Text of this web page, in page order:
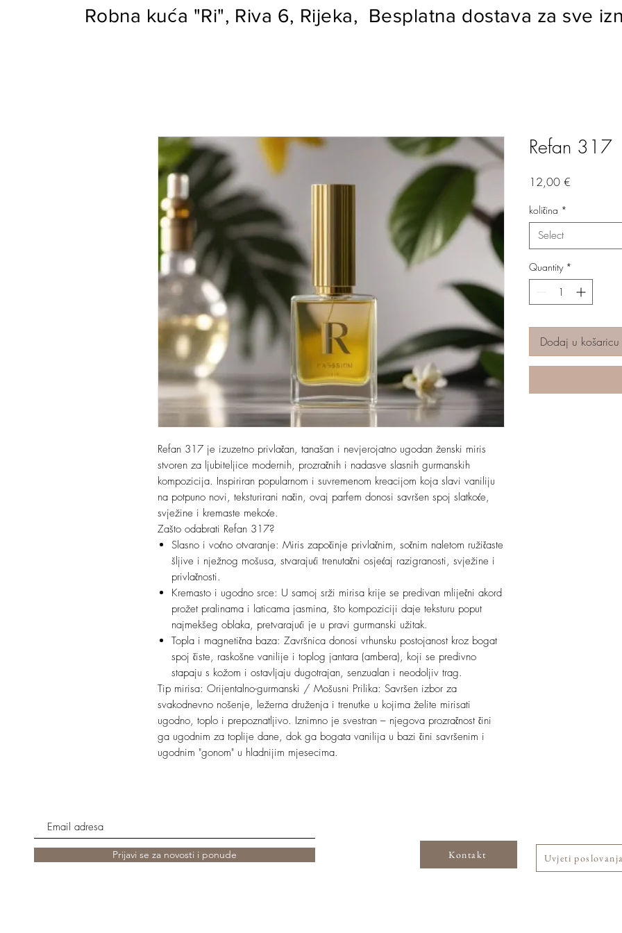
Robna kuća "Ri", Riva 6, Rijeka, Besplatna dostava za sve
Refan 317 je izuzetno privlačan, tanašan i nevjerojatno ugodan ženski miris
stvoren za ljubiteljice modernih, prozračnih i nadasve slasnih gurmanskih
kompozicija. Inspiriran popularnom i suvremenom kreacijom koja slavi vaniliju
na potpuno novi, teksturirani način, ovaj parfem donosi savršen spoj slatkoće,
svježine i kremaste mekoće.
Zašto odabrati Refan 317?
Slasno i voćno otvaranje: Miris započinje privlačnim, sočnim naletom ružičaste
šljive i nježnog mošusa, stvarajući trenutačni osjećaj razigranosti, svježine i
privlačnosti.
Kremasto i ugodno srce: U samoj srži mirisa krije se predivan mliječni akord
prožet pralinama i laticama jasmina, što kompoziciji daje teksturu poput
najmekšeg oblaka, pretvarajući je u pravi gurmanski užitak.
Topla i magnetična baza: Završnica donosi vrhunsku postojanost kroz bogat
spoj čiste, raskošne vanilije i toplog jantara (ambera), koji se predivno
stapaju s kožom i ostavljaju dugotrajan, senzualan i neodoljiv trag.
Tip mirisa: Orijentalno-gurmanski / Mošusni Prilika: Savršen izbor za
svakodnevno nošenje, ležerna druženja i trenutke u kojima želite mirisati
ugodno, toplo i prepoznatljivo. Iznimno je svestran – njegova prozračnost čini
ga ugodnim za toplije dane, dok ga bogata vanilija u bazi čini savršenim i
ugodnim "gonom" u hladnijim mjesecima.
Refan 317
12,00 €
količina *
Select
Quantity *
Dodaj u košaricu
Prijavi se za novosti i ponude Kontakt Uvjeti poslovanja